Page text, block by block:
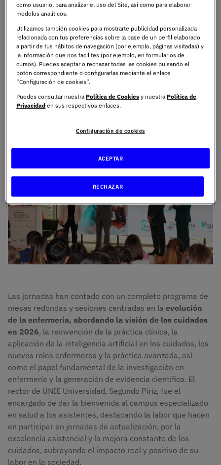
Quirónsalud, grupo hospitalario líder en España y
uno de los principales de Europa, con un firme
compromiso con la salud y el bienestar de las
personas, ha celebrado este encuentro enfocado
al ámbito de la enfermería y los cuidados
asistenciales, que ha reunido a profesionales
sobre los retos presentes y futuros de la profesión,
Las jornadas han contado con un completo programa de
mesas redondas y sesiones centradas en la evolución
de la enfermería, abordando la visión de los cuidados
en 2026, la reinvención de la práctica clínica, la
aplicación de la inteligencia artificial en los cuidados, los
nuevos roles enfermeros y la práctica avanzada, así
como el papel fundamental de la investigación en
enfermería y la generación de evidencia científica. El
rector de UNIE Universidad, Segundo Píriz, fue el
encargado de dar la bienvenida al campus especializado
en salud a los asistentes, destacando la labor que hacen
en participar en jornadas de actualización, por la
excelencia asistencial y la mejora constante de los
cuidados, subrayando el impacto real y positivo de su
labor en la sociedad.
como usuario, para analizar el uso del Site, así como para elaborar
modelos analíticos.
Utilizamos también cookies para mostrarte publicidad personalizada
relacionada con tus preferencias sobre la base de un perfil elaborado
a partir de tus hábitos de navegación (por ejemplo, páginas visitadas) y
la información que nos facilites (por ejemplo, en formularios de
cursos). Puedes aceptar o rechazar todas las cookies pulsando el
botón correspondiente o configurarlas mediante el enlace
“Configuración de cookies”.
Puedes consultar nuestra Política de Cookies y nuestra Política de
Privacidad en sus respectivos enlaces.
Configuración de cookies
RECHAZAR
ACEPTAR